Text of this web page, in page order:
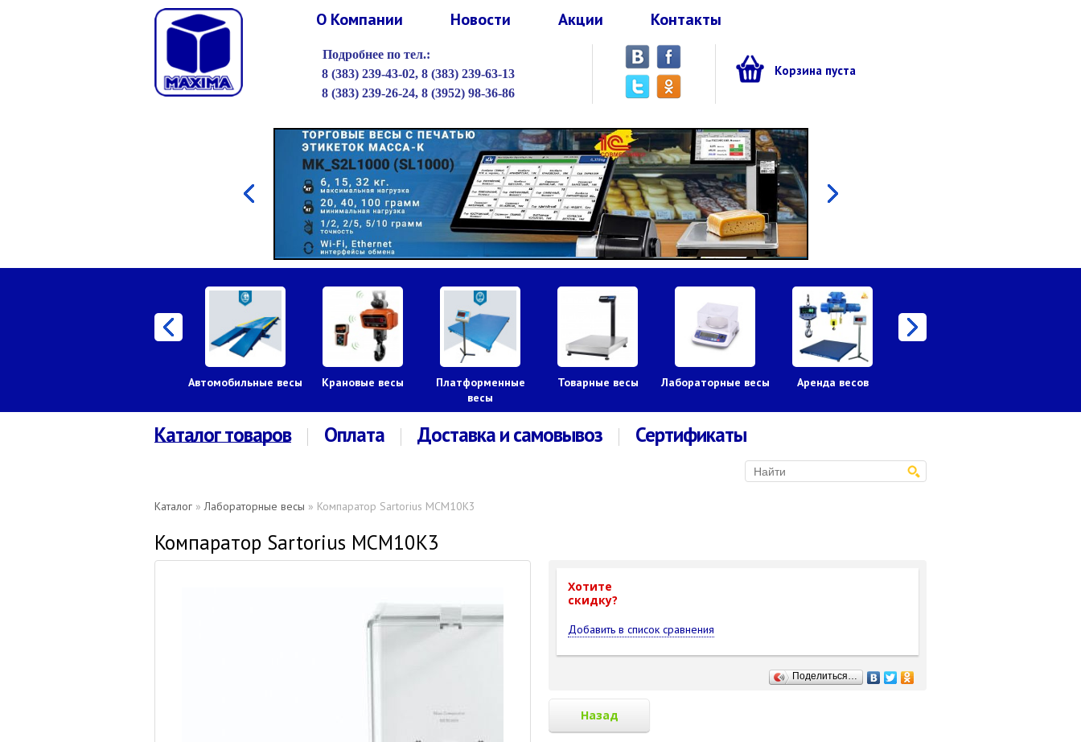
О Компании Новости Акции Контакты
Подробнее по тел.:
8 (383) 239-43-02, 8 (383) 239-63-13
8 (383) 239-26-24, 8 (3952) 98-36-86
Корзина пуста
Автомобильные весы Крановые весы
Платформенные
весы
Товарные весы Лабораторные весы Аренда весов
Каталог товаров Оплата Доставка и самовывоз Сертификаты
Каталог »Лабораторные весы » Компаратор Sartorius MCM10K3
Компаратор Sartorius MCM10K3
Хотите
cкидку?
Добавить в список сравнения
Поделиться…
Назад